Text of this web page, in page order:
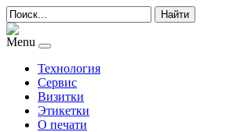
Найти
Menu
Технология
Сервис
Визитки
Этикетки
О печати